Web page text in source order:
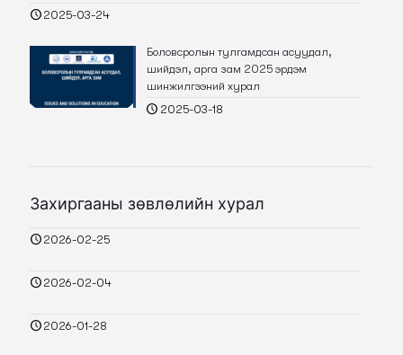
2025-03-24
Боловсролын тулгамдсан асуудал,
шийдэл, арга зам 2025 эрдэм
шинжилгээний хурал
2025-03-18
Захиргааны зөвлөлийн хурал
2026-02-25
2026-02-04
2026-01-28